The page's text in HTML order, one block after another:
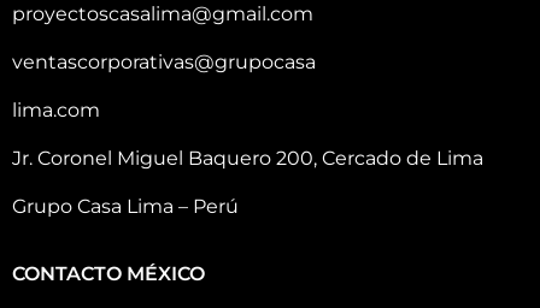
proyectoscasalima@gmail.com
ventascorporativas@grupocasa
lima.com
Jr. Coronel Miguel Baquero 200, Cercado de Lima
Grupo Casa Lima – Perú
CONTACTO MÉXICO